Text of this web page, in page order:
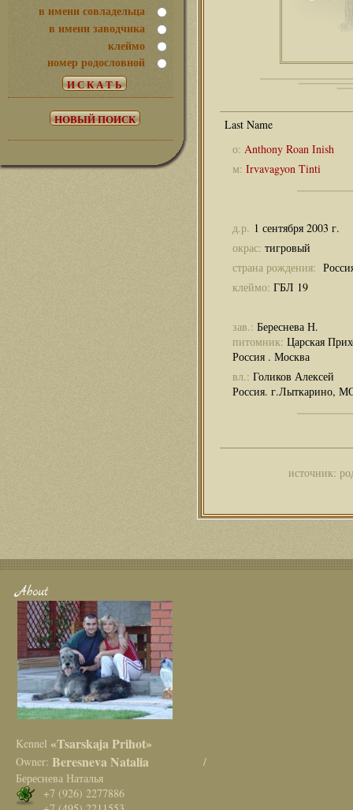
в имени совладельца
в имени заводчика
клеймо
номер родословной
о: Anthony Roan Inish
м: Irvavagyon Tinti
д.р. 1 сентября 2003 г.
окрас: тигровый
страна рождения:
клеймо: ГБЛ 19
зав.: Береснева Н.
питомник: Царская
Россия . Москва
вл.: Голиков Алексей
Россия. г.Лыткарино,
источник:
About
Kennel «Tsarskaja Prihot»
Owner: Beresneva Natalia /
Береснева Наталья
+7 (926) 2277886